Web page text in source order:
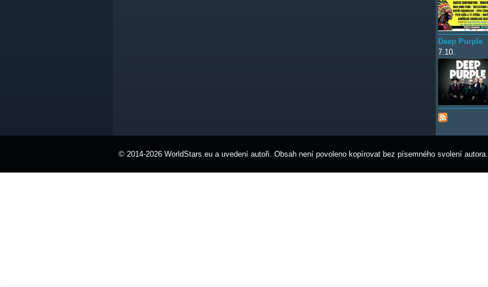
Deep Purple
7.10.
© 2014-2026 WorldStars.eu a uvedení autoři. Obsah není povoleno kopírovat bez písemného svolení autora.